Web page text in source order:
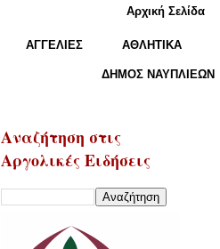
Αρχική Σελίδα
ΑΓΓΕΛΙΕΣ ΑΘΛΗΤΙΚΑ
ΔΗΜΟΣ ΝΑΥΠΛΙΕΩΝ
Αναζήτηση στις
Αργολικές Ειδήσεις